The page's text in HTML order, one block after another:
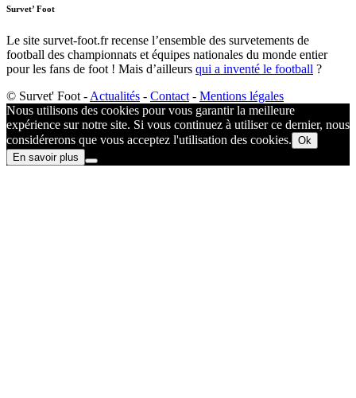
Survet’ Foot
Le site survet-foot.fr recense l’ensemble des survetements de
football des championnats et équipes nationales du monde entier
pour les fans de foot ! Mais d’ailleurs qui a inventé le football ?​
© Survet' Foot - Actualités - Contact - Mentions légales
Nous utilisons des cookies pour vous garantir la meilleure
expérience sur notre site. Si vous continuez à utiliser ce dernier, nous
considérerons que vous acceptez l'utilisation des cookies. Ok
En savoir plus